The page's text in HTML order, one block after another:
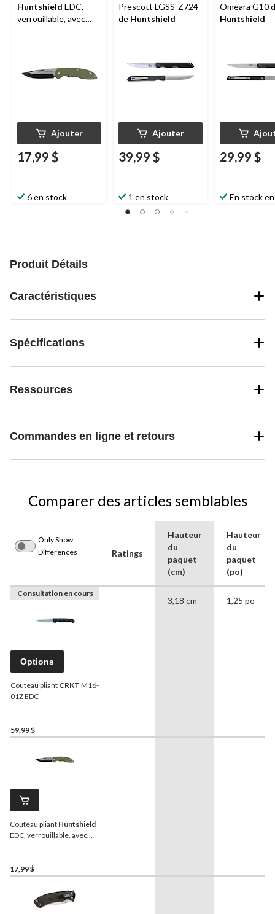
Huntshield EDC,
verrouillable, avec
Ajouter
17,99 $
6 en stock
Prescott LGSS-Z724
de Huntshield
Ajouter
39,99 $
1 en stock
Omeara G10
Huntshield
29,99 $
En stock
Produit Détails
Caractéristiques
Spécifications
Ressources
Commandes en ligne et retours
Comparer des articles semblables
Only Show
Differences
Ratings
Hauteur
du
paquet
(cm)
Hauteur
du
paquet
(po)
Consultation en cours
Options
Couteau pliant CRKT M16-
01Z EDC
59,99 $
3,18 cm 1,25 po
Couteau pliant Huntshield
EDC, verrouillable, avec
17,99 $
- -
- -